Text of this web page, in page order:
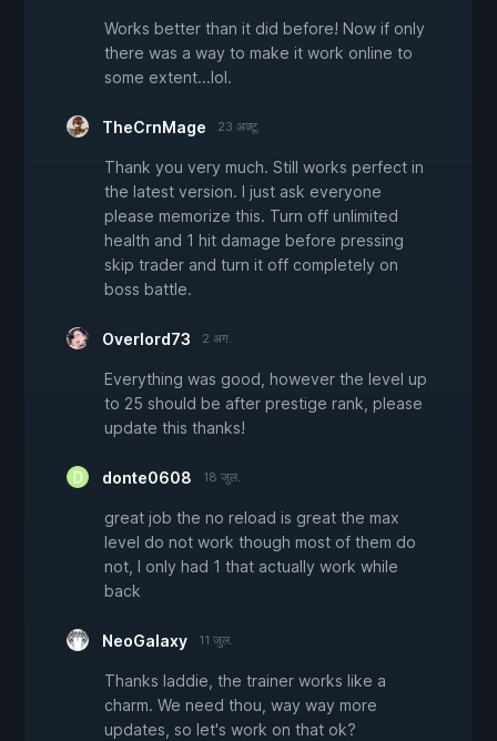
Works better than it did before! Now if only
there was a way to make it work online to
some extent...lol.
TheCrnMage 23 अक्टू.
Thank you very much. Still works perfect in
the latest version. I just ask everyone
please memorize this. Turn off unlimited
health and 1 hit damage before pressing
skip trader and turn it off completely on
boss battle.
Overlord73 2 अग.
Everything was good, however the level up
to 25 should be after prestige rank, please
update this thanks!
donte0608 18 जुल.
great job the no reload is great the max
level do not work though most of them do
not, I only had 1 that actually work while
back
NeoGalaxy 11 जुल.
Thanks laddie, the trainer works like a
charm. We need thou, way way more
updates, so let's work on that ok?